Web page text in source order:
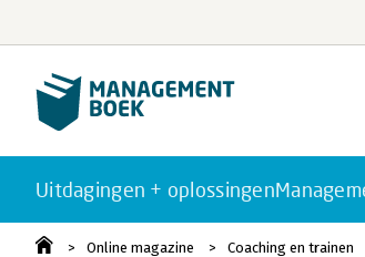
Uitdagingen + oplossingen
Online magazine Coaching en trainen